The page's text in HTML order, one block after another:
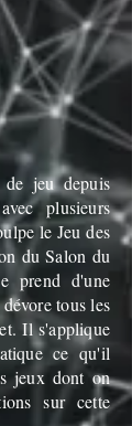
de jeu depuis
plusieurs
le Jeu des
du Salon du
prend d'une
tous les
Il s'applique
ce qu'il
jeux dont on
sur cette